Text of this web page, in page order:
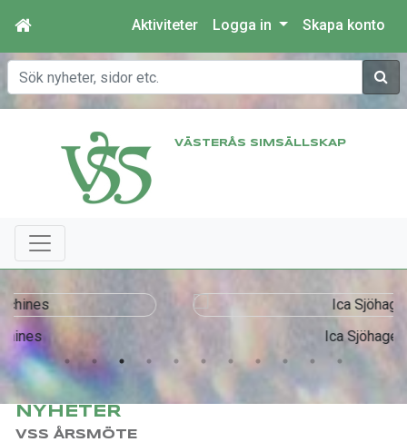
Aktiviteter Logga in Skapa konto
Sök
VÄSTERÅS SIMSÄLLSKAP
NYHETER
VSS ÅRSMÖTE